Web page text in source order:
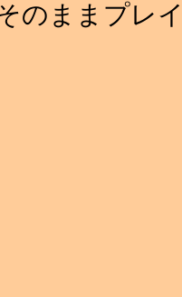
のままプレ